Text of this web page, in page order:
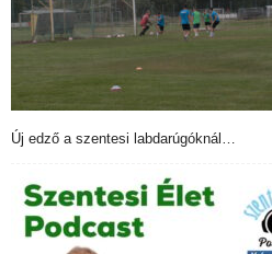
Új edző a szentesi labdarúgóknál…